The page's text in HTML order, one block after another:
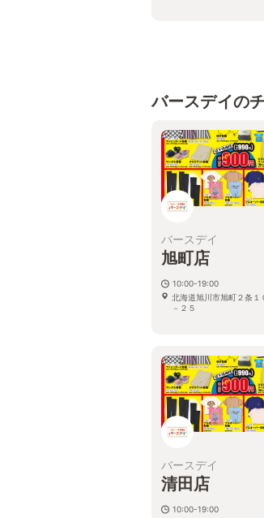
バースデイの
バースデイ
旭町店
10:00-19:00
北海道旭川市旭町２条１
－２５
バースデイ
清田店
10:00-19:00